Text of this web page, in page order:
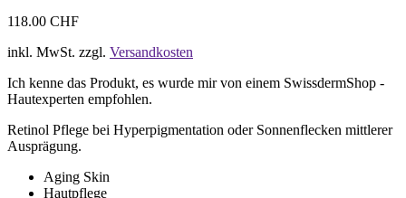
118.00 CHF
inkl. MwSt. zzgl. Versandkosten
Ich kenne das Produkt, es wurde mir von einem SwissdermShop -
Hautexperten empfohlen.
Retinol Pflege bei Hyperpigmentation oder Sonnenflecken mittlerer
Ausprägung.
Aging Skin
Hautpflege